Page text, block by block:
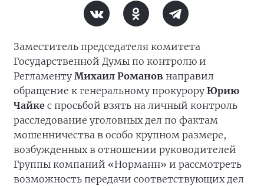
Заместитель председателя комитета
Государственной Думы по контролю и
Регламенту Михаил Романов направил
обращение к генеральному прокурору Юрию
Чайке с просьбой взять на личный контроль
расследование уголовных дел по фактам
мошенничества в особо крупном размере,
возбужденных в отношении руководителей
Группы компаний «Норманн» и рассмотреть
возможность передачи соответствующих дел